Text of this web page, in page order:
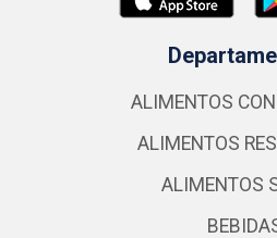
ALIMENTOS
ALIMENTOS
ALIMENTOS